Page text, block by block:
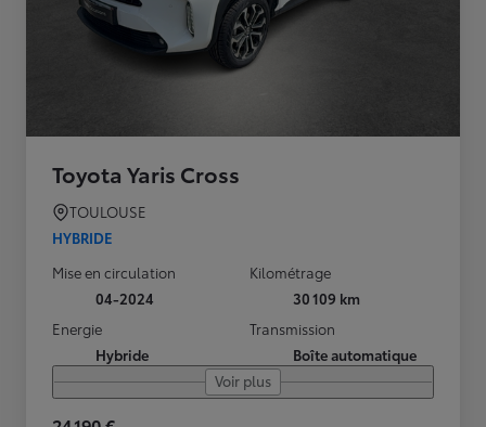
Toyota Yaris Cross
TOULOUSE
HYBRIDE
Mise en circulation
04-2024
Kilométrage
30 109 km
Energie
Hybride
Transmission
Boîte automatique
Voir plus